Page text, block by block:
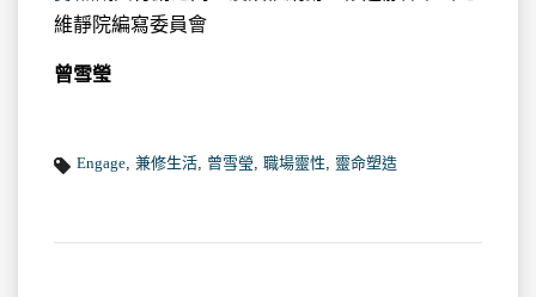
維靜院編寫委員會
曾雪瑩
Engage 兼修生活 曾雪瑩 職場靈性 靈命塑造